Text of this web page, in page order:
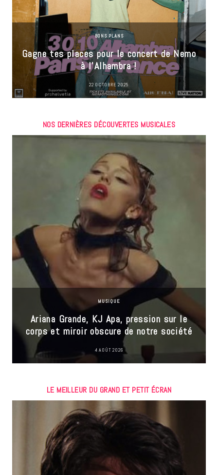
BONS PLANS
Gagne tes places pour le concert de Nemo
à l’Alhambra !
22 OCTOBRE 2025
NOS DERNIÈRES DÉCOUVERTES MUSICALES
MUSIQUE
Ariana Grande, KJ Apa, pression sur le
corps et miroir obscure de notre société
4 AOÛT 2026
LE MEILLEUR DU GRAND ET PETIT ÉCRAN